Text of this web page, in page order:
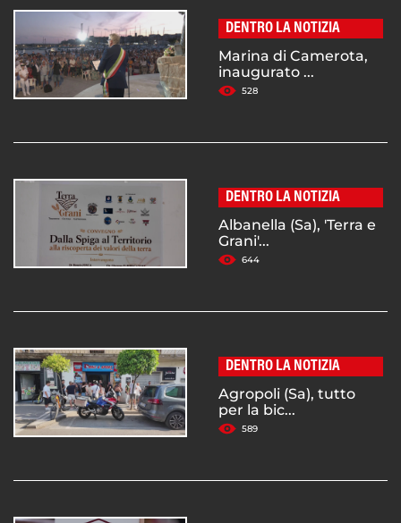
DENTRO LA NOTIZIA
Marina di Camerota,
inaugurato ...
528
DENTRO LA NOTIZIA
Albanella (Sa), 'Terra e
Grani'...
644
DENTRO LA NOTIZIA
Agropoli (Sa), tutto
per la bic...
589